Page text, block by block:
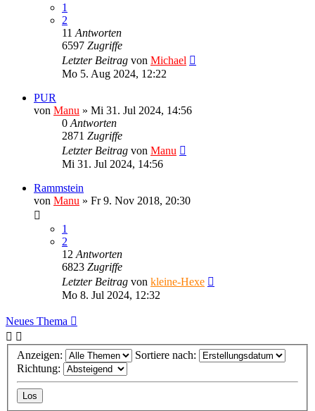
1
2
11 Antworten
6597 Zugriffe
Letzter Beitrag von Michael
Mo 5. Aug 2024, 12:22
PUR
von Manu » Mi 31. Jul 2024, 14:56
0 Antworten
2871 Zugriffe
Letzter Beitrag von Manu
Mi 31. Jul 2024, 14:56
Rammstein
von Manu » Fr 9. Nov 2018, 20:30
1
2
12 Antworten
6823 Zugriffe
Letzter Beitrag von kleine-Hexe
Mo 8. Jul 2024, 12:32
Neues Thema
Anzeigen:
Sortiere nach:
Richtung: